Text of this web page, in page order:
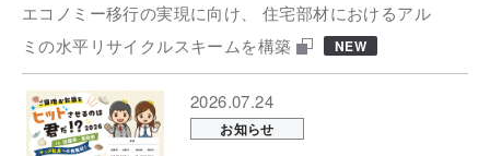
エコノミー移行の実現に向け、 住宅部材におけるアル
ミの水平リサイクルスキームを構築
NEW
2026.07.24
お知らせ